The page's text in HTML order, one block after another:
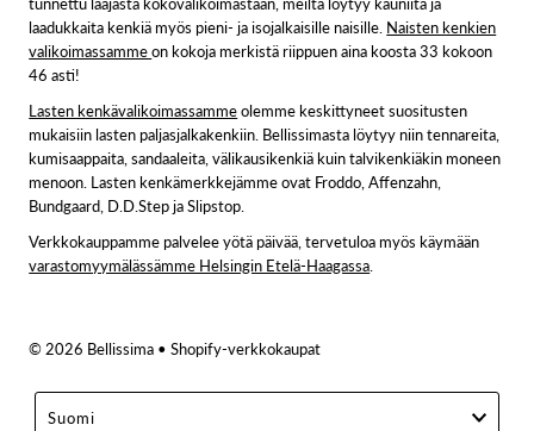
laadukkaita kenkiä myös pieni- ja isojalkaisille naisille. Naisten kenkien
valikoimassammeon kokoja merkistä riippuen aina koosta 33 kokoon
46 asti!
Lasten kenkävalikoimassammeolemme keskittyneet suositusten
mukaisiin lasten paljasjalkakenkiin. Bellissimasta löytyy niin tennareita,
kumisaappaita, sandaaleita, välikausikenkiä kuin talvikenkiäkin moneen
menoon. Lasten kenkämerkkejämme ovat Froddo, Affenzahn,
Bundgaard, D.D.Step ja Slipstop.
Verkkokauppamme palvelee yötä päivää, tervetuloa myös käymään
varastomyymälässämme Helsingin Etelä-Haagassa
© 2026 Bellissima • Shopify-verkkokaupat
Suomi